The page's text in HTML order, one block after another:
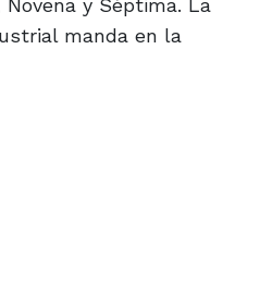
y Séptima. La
manda en la